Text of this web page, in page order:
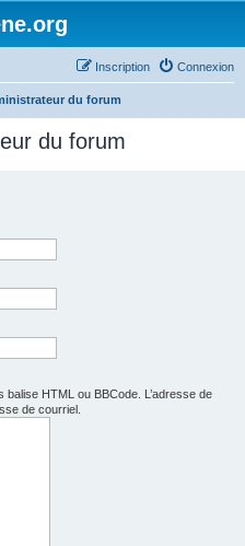
Connexion
Inscription
du forum
du forum
HTML ou BBCode. L’adresse de
de courriel.